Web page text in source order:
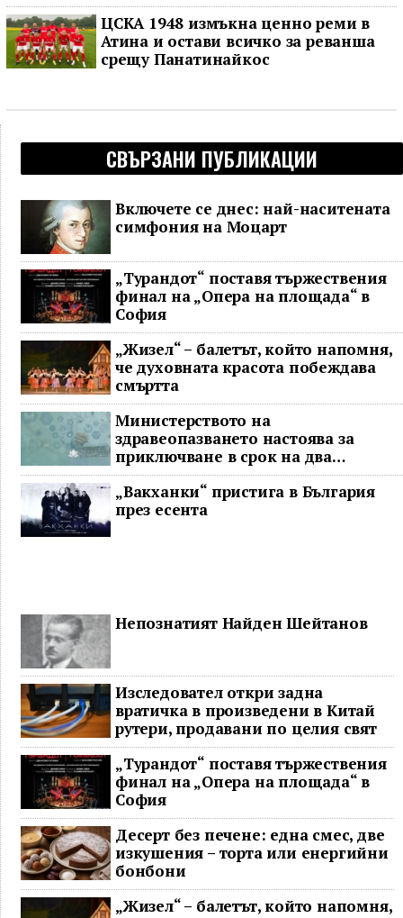
ЦСКА 1948 измъкна ценно реми в
Атина и остави всичко за реванша
срещу Панатинайкос
СВЪРЗАНИ ПУБЛИКАЦИИ
Включете се днес: най-наситената
симфония на Моцарт
„Турандот“ поставя тържествения
финал на „Опера на площада“ в
София
„Жизел“ – балетът, който напомня,
че духовната красота побеждава
смъртта
Министерството на
здравеопазването настоява за
приключване в срок на два
ключови строителни проекта
„Вакханки“ пристига в България
през есента
Непознатият Найден Шейтанов
Изследовател откри задна
вратичка в произведени в Китай
рутери, продавани по целия свят
„Турандот“ поставя тържествения
финал на „Опера на площада“ в
София
Десерт без печене: една смес, две
изкушения – торта или енергийни
бонбони
„Жизел“ – балетът, който напомня,